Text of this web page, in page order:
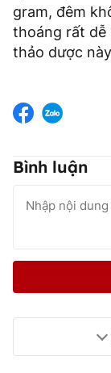
gram, đêm
thoáng rất dễ
thảo dược
Bình luận